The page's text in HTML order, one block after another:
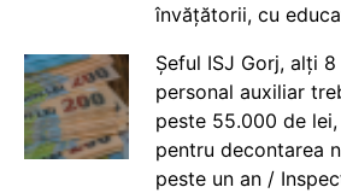
învățătorii, cu
Șeful ISJ Gorj, alți
personal auxiliar
peste 55.000 de
pentru decontarea
peste un an /